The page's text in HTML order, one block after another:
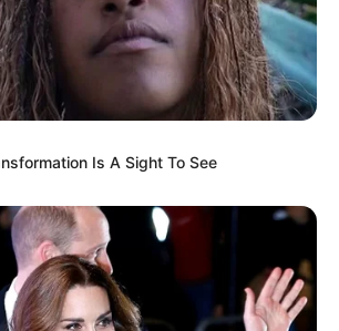
Is A Sight To See